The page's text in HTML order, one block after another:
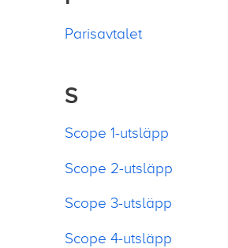
Parisavtalet
S
Scope 1-utsläpp
Scope 2-utsläpp
Scope 3-utsläpp
Scope 4-utsläpp